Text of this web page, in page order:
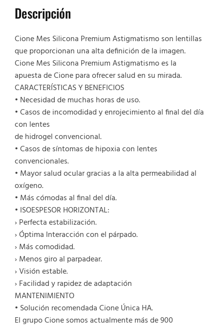
Descripción
Cione Mes Silicona Premium Astigmatismo son lentillas
que proporcionan una alta definición de la imagen.
Cione Mes Silicona Premium Astigmatismo es la
apuesta de Cione para ofrecer salud en su mirada.
CARACTERÍSTICAS Y BENEFICIOS
• Necesidad de muchas horas de uso.
• Casos de incomodidad y enrojecimiento al final del día
con lentes
de hidrogel convencional.
• Casos de síntomas de hipoxia con lentes
convencionales.
• Mayor salud ocular gracias a la alta permeabilidad al
oxígeno.
• Más cómodas al final del día.
• ISOESPESOR HORIZONTAL:
› Perfecta estabilización.
› Óptima Interacción con el párpado.
› Más comodidad.
› Menos giro al parpadear.
› Visión estable.
› Facilidad y rapidez de adaptación
MANTENIMIENTO
• Solución recomendada Cione Única HA.
El grupo Cione somos actualmente más de 900